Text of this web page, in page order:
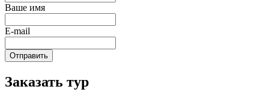
Ваше имя
E-mail
Отправить
Заказать тур